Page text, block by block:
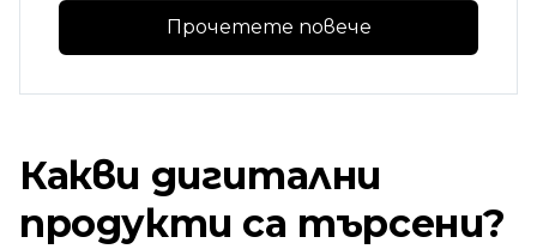
Прочетете повече
Какви дигитални
продукти са търсени?